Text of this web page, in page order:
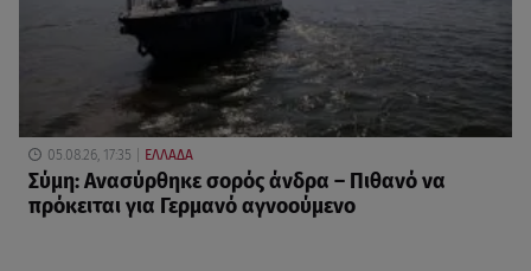
05.08.26, 17:35 ΕΛΛΑΔΑ
Σύμη: Ανασύρθηκε σορός άνδρα – Πιθανό να
πρόκειται για Γερμανό αγνοούμενο